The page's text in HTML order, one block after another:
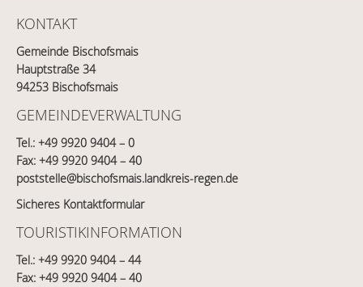
KONTAKT
Gemeinde Bischofsmais
Hauptstraße 34
94253 Bischofsmais
GEMEINDEVERWALTUNG
Tel.: +49 9920 9404 – 0
Fax: +49 9920 9404 – 40
poststelle@bischofsmais.landkreis-regen.de
Sicheres Kontaktformular
TOURISTIKINFORMATION
Tel.: +49 9920 9404 – 44
Fax: +49 9920 9404 – 40